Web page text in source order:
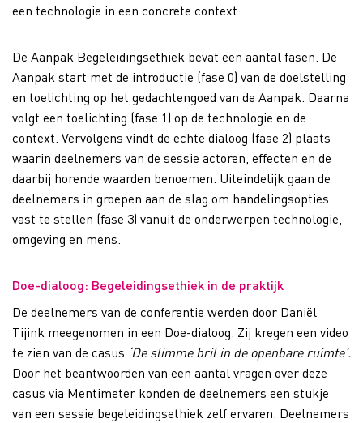
een technologie in een concrete context.
De Aanpak Begeleidingsethiek bevat een aantal fasen. De
Aanpak start met de introductie (fase 0) van de doelstelling
en toelichting op het gedachtengoed van de Aanpak. Daarna
volgt een toelichting (fase 1) op de technologie en de
context. Vervolgens vindt de echte dialoog (fase 2) plaats
waarin deelnemers van de sessie actoren, effecten en de
daarbij horende waarden benoemen. Uiteindelijk gaan de
deelnemers in groepen aan de slag om handelingsopties
vast te stellen (fase 3) vanuit de onderwerpen technologie,
omgeving en mens.
Doe-dialoog: Begeleidingsethiek in de praktijk
De deelnemers van de conferentie werden door Daniël
Tijink meegenomen in een Doe-dialoog. Zij kregen een video
te zien van de casus ‘De slimme bril in de openbare ruimte’.
Door het beantwoorden van een aantal vragen over deze
casus via Mentimeter konden de deelnemers een stukje
van een sessie begeleidingsethiek zelf ervaren. Deelnemers